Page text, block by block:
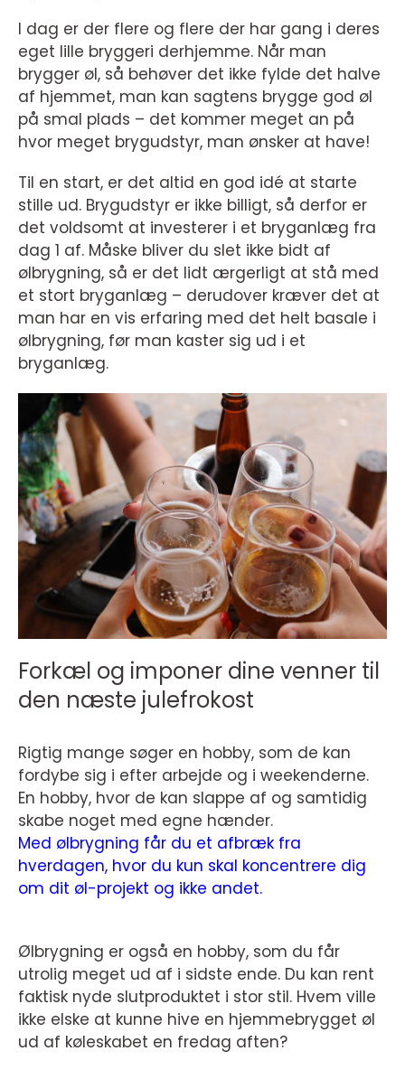
I dag er der flere og flere der har gang i deres
eget lille bryggeri derhjemme. Når man
brygger øl, så behøver det ikke fylde det halve
af hjemmet, man kan sagtens brygge god øl
på smal plads – det kommer meget an på
hvor meget brygudstyr, man ønsker at have!
Til en start, er det altid en god idé at starte
stille ud. Brygudstyr er ikke billigt, så derfor er
det voldsomt at investerer i et bryganlæg fra
dag 1 af. Måske bliver du slet ikke bidt af
ølbrygning, så er det lidt ærgerligt at stå med
et stort bryganlæg – derudover kræver det at
man har en vis erfaring med det helt basale i
ølbrygning, før man kaster sig ud i et
bryganlæg.
Forkæl og imponer dine venner til
den næste julefrokost
Rigtig mange søger en hobby, som de kan
fordybe sig i efter arbejde og i weekenderne.
En hobby, hvor de kan slappe af og samtidig
skabe noget med egne hænder.
Med ølbrygning får du et afbræk fra
hverdagen, hvor du kun skal koncentrere dig
om dit øl-projekt og ikke andet.
Ølbrygning er også en hobby, som du får
utrolig meget ud af i sidste ende. Du kan rent
faktisk nyde slutproduktet i stor stil. Hvem ville
ikke elske at kunne hive en hjemmebrygget øl
ud af køleskabet en fredag aften?